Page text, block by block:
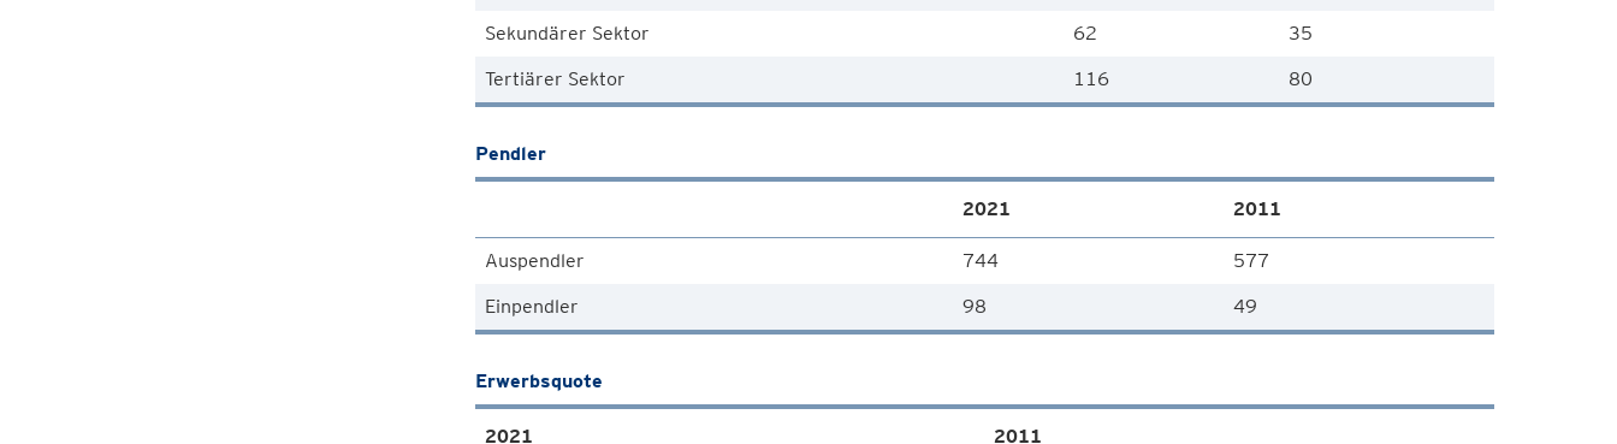
Sekundärer Sektor
62
35
Tertiärer Sektor
116 80
Pendler
2021 2011
Auspendler 744
577
Einpendler
98 49
Erwerbsquote
2021 2011